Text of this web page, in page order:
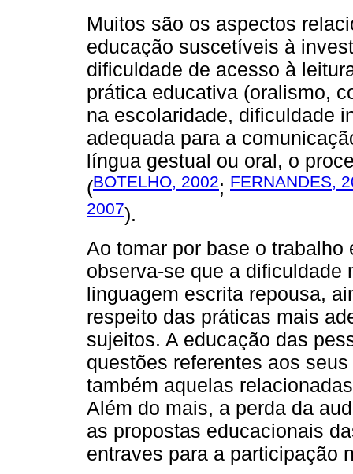
Muitos são os aspectos
educação suscetíveis à
dificuldade de acesso à
prática educativa (oralismo,
na escolaridade, dificuldade
adequada para a
língua gestual ou oral, o
(BOTELHO, 2002; FERNANDES,
2007).
Ao tomar por base o
observa-se que a dificuldade
linguagem escrita repousa,
respeito das práticas mais
sujeitos. A educação das
questões referentes aos
também aquelas
Além do mais, a perda da
as propostas educacionais
entraves para a participação